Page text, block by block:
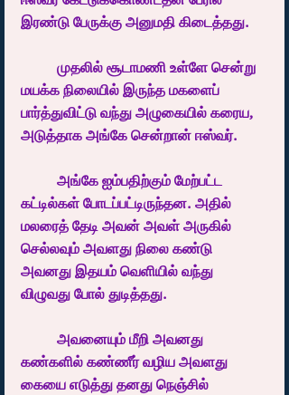
இரண்டு பேருக்கு அனுமதி கிடைத்தது.
மயக்க நிலையில் இருந்த மகளைப்
பார்த்துவிட்டு வந்து அழுகையில் கரைய,
அடுத்தாக அங்கே சென்றான் ஈஸ்வர்.
கட்டில்கள் போடப்பட்டிருந்தன. அதில்
மலரைத் தேடி அவன் அவள் அருகில்
செல்லவும் அவளது நிலை கண்டு
அவனது இதயம் வெளியில் வந்து
விழுவது போல் துடித்தது.
கண்களில் கண்ணீர் வழிய அவளது
கையை எடுத்து தனது நெஞ்சில்